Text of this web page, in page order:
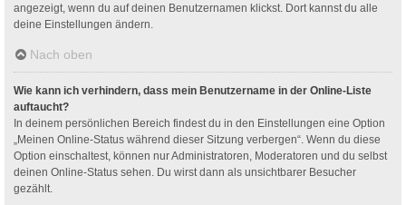
angezeigt, wenn du auf deinen Benutzernamen klickst. Dort kannst du alle
deine Einstellungen ändern.
Nach oben
Wie kann ich verhindern, dass mein Benutzername in der Online-Liste
auftaucht?
In deinem persönlichen Bereich findest du in den Einstellungen eine Option
„Meinen Online-Status während dieser Sitzung verbergen“. Wenn du diese
Option einschaltest, können nur Administratoren, Moderatoren und du selbst
deinen Online-Status sehen. Du wirst dann als unsichtbarer Besucher
gezählt.